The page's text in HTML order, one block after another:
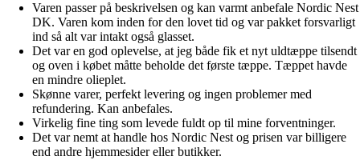
Varen passer på beskrivelsen og kan varmt anbefale Nordic Nest
DK. Varen kom inden for den lovet tid og var pakket forsvarligt
ind så alt var intakt også glasset.
Det var en god oplevelse, at jeg både fik et nyt uldtæppe tilsendt
og oven i købet måtte beholde det første tæppe. Tæppet havde
en mindre olieplet.
Skønne varer, perfekt levering og ingen problemer med
refundering. Kan anbefales.
Virkelig fine ting som levede fuldt op til mine forventninger.
Det var nemt at handle hos Nordic Nest og prisen var billigere
end andre hjemmesider eller butikker.